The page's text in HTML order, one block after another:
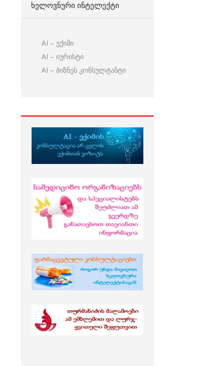
ᲮᲔᲚᲝᲕᲜᲣᲠᲘ ᲘᲜᲢᲔᲚᲔᲥᲢᲘ
AI – ექიმი
AI – იურისტი
AI – ბიზნეს კონსულტანტი